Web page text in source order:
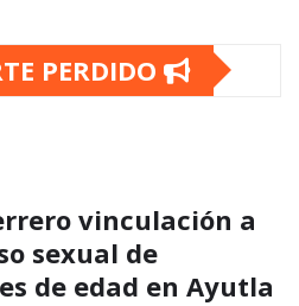
PERDIDO
vinculación a
sexual de
de edad en Ayutla